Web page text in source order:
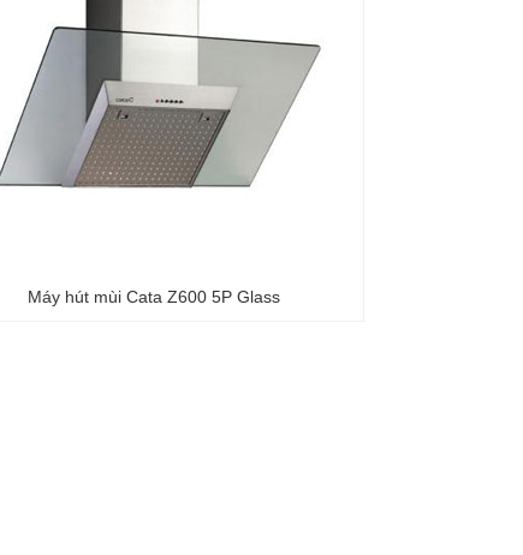
Máy hút mùi Cata Z600 5P Glass